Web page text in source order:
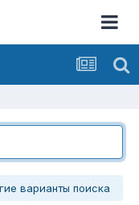
варианты поиска